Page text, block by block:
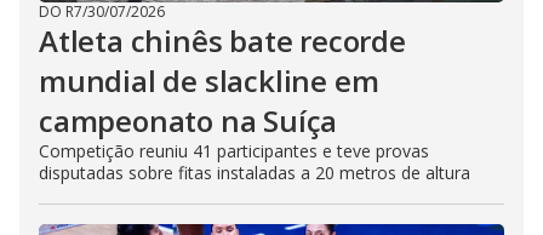
DO R7/30/07/2026
Atleta chinês bate recorde
mundial de slackline em
campeonato na Suíça
Competição reuniu 41 participantes e teve provas
disputadas sobre fitas instaladas a 20 metros de altura